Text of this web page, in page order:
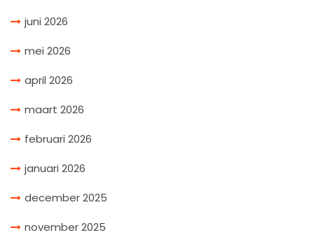
juni 2026
mei 2026
april 2026
maart 2026
februari 2026
januari 2026
december 2025
november 2025